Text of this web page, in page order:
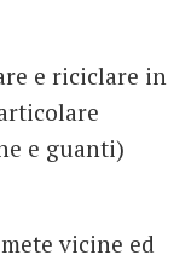
e riciclare in
e guanti)
vicine ed